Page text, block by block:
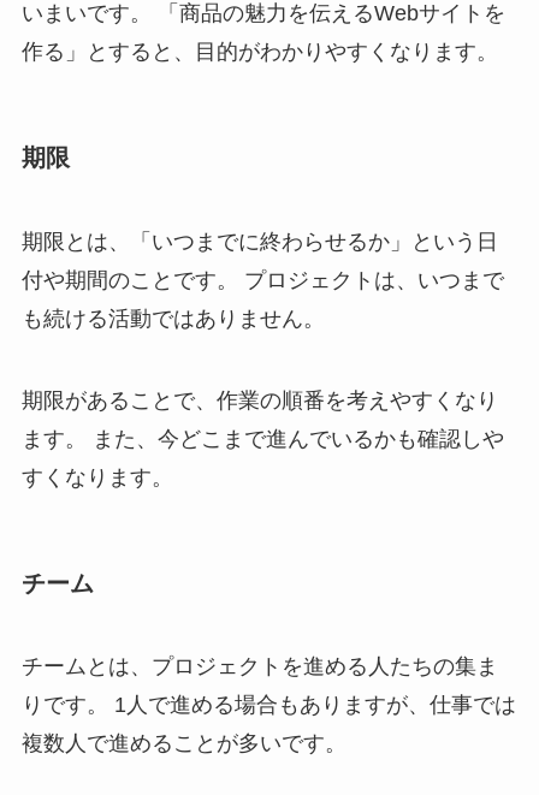
いまいです。 「商品の魅力を伝えるWebサイトを
作る」とすると、目的がわかりやすくなります。
期限
期限とは、「いつまでに終わらせるか」という日
付や期間のことです。 プロジェクトは、いつまで
も続ける活動ではありません。
期限があることで、作業の順番を考えやすくなり
ます。 また、今どこまで進んでいるかも確認しや
すくなります。
チーム
チームとは、プロジェクトを進める人たちの集ま
りです。 1人で進める場合もありますが、仕事では
複数人で進めることが多いです。